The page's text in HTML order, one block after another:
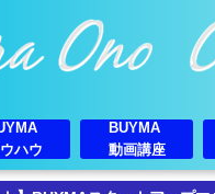
ハウ
BUYMA
動画講座